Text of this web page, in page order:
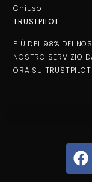
Chiuso
TRUSTPILOT
PIÙ DEL 98% DEI
NOSTRO SERVIZIO
ORA SU TRUSTPILOT